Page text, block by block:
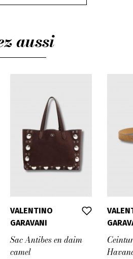
aussi
VALENTINO
GARAVANI
Sac Antibes en daim
camel